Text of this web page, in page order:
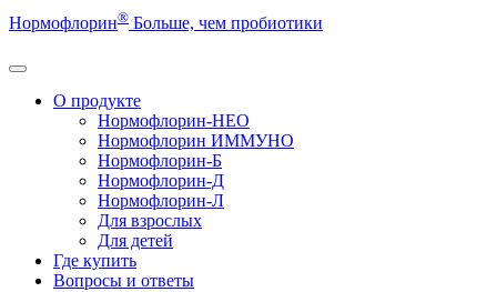
Нормофлорин® Больше, чем пробиотики
О продукте
Нормофлорин-НЕО
Нормофлорин ИММУНО
Нормофлорин-Б
Нормофлорин-Д
Нормофлорин-Л
Для взрослых
Для детей
Где купить
Вопросы и ответы